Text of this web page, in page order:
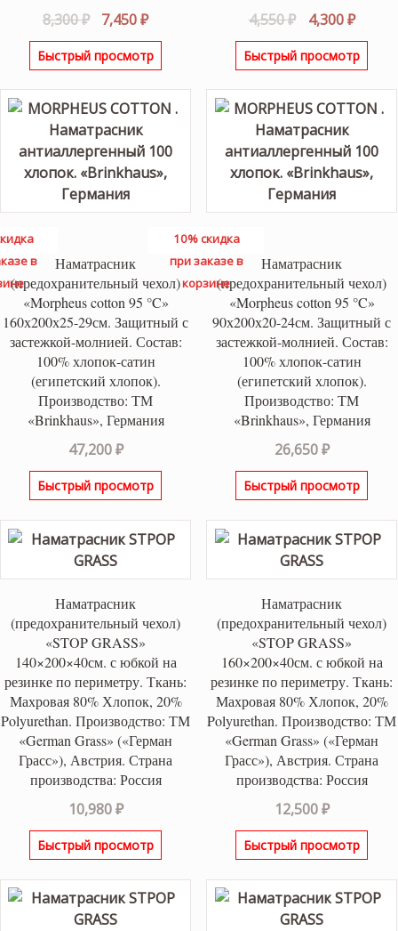
8,300₽
Первоначальная
цена
составляла
7,450₽Текущая
цена:
7,450 ₽.
Быстрый просмотр
4,550₽
цена
составляла
4,300₽
цена:
4,300
Быстрый просмотр
в
Наматрасник
(предохранительный чехол)
«Morpheus cotton 95 °C»
160х200х25-29см. Защитный с
застежкой-молнией. Состав:
100% хлопок-сатин
(египетский хлопок).
Производство: ТМ
«Brinkhaus», Германия
47,200₽
Быстрый просмотр
10% скидка
при заказе в
корзине
Наматрасник
(предохранительный чехол)
«Morpheus cotton 95 °C»
90х200х20-24см. Защитный с
застежкой-молнией. Состав:
100% хлопок-сатин
(египетский хлопок).
Производство: ТМ
«Brinkhaus», Германия
26,650₽
Быстрый просмотр
Наматрасник
(предохранительный чехол)
«STOP GRASS»
140×200×40см. с юбкой на
резинке по периметру. Ткань:
Махровая 80% Хлопок, 20%
Polyurethan. Производство: ТМ
«German Grass» («Герман
Грасс»), Австрия. Страна
производства: Россия
10,980₽
Быстрый просмотр
Наматрасник
(предохранительный чехол)
«STOP GRASS»
160×200×40см. с юбкой на
резинке по периметру. Ткань:
Махровая 80% Хлопок, 20%
Polyurethan. Производство: ТМ
«German Grass» («Герман
Грасс»), Австрия. Страна
производства: Россия
12,500₽
Быстрый просмотр